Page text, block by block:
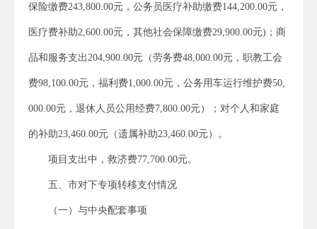
保险缴费243,800.00元，公务员医疗补助缴费144,200.00元，
医疗费补助2,600.00元，其他社会保障缴费29,900.00元)；商
品和服务支出204,900.00元（劳务费48,000.00元，职教工会
费98,100.00元，福利费1,000.00元，公务用车运行维护费50,
000.00元，退休人员公用经费7,800.00元）；对个人和家庭
的补助23,460.00元（遗属补助23,460.00元）。
项目支出中，救济费77,700.00元。
五、市对下专项转移支付情况
（一）与中央配套事项